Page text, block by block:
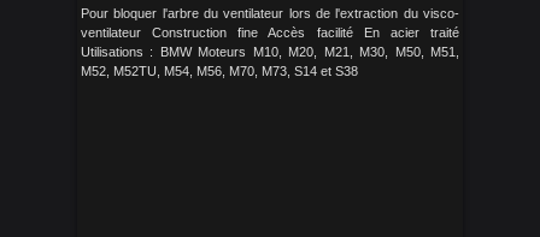
Pour bloquer l'arbre du ventilateur lors de l'extraction du visco-
ventilateur Construction fine Accès facilité En acier traité
Utilisations : BMW Moteurs M10, M20, M21, M30, M50, M51,
M52, M52TU, M54, M56, M70, M73, S14 et S38